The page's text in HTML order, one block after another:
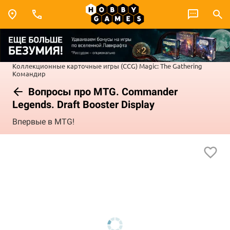
Коллекционные карточные игры (CCG) Magic: The Gathering
Командир
Вопросы про MTG. Commander
Legends. Draft Booster Display
Впервые в MTG!